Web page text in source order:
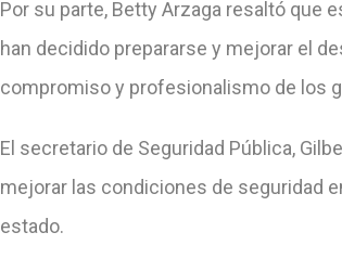
Por su parte, Betty Arzaga resaltó que
han decidido prepararse y mejorar el
compromiso y profesionalismo de los
El secretario de Seguridad Pública,
mejorar las condiciones de seguridad
estado.